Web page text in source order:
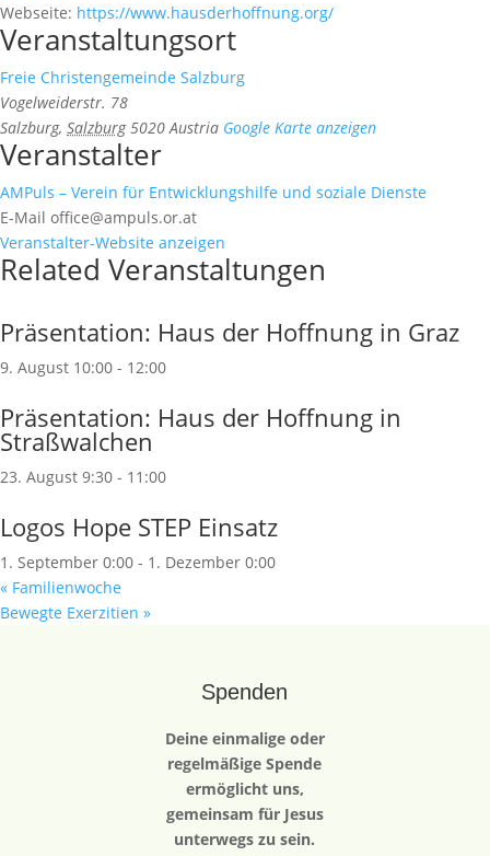
Webseite: https://www.hausderhoffnung.org/
Veranstaltungsort
Freie Christengemeinde Salzburg
Vogelweiderstr. 78
Salzburg, Salzburg 5020 Austria Google Karte anzeigen
Veranstalter
AMPuls – Verein für Entwicklungshilfe und soziale Dienste
E-Mail office@ampuls.or.at
Veranstalter-Website anzeigen
Related Veranstaltungen
Präsentation: Haus der Hoffnung in Graz
9. August 10:00 - 12:00
Präsentation: Haus der Hoffnung in
Straßwalchen
23. August 9:30 - 11:00
Logos Hope STEP Einsatz
1. September 0:00 - 1. Dezember 0:00
« Familienwoche
Bewegte Exerzitien »
Spenden
Deine einmalige oder
regelmäßige Spende
ermöglicht uns,
gemeinsam für Jesus
unterwegs zu sein.